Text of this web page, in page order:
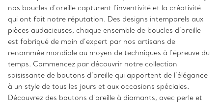
nos boucles d’oreille capturent l’inventivité et la créativité
qui ont fait notre réputation. Des designs intemporels aux
pièces audacieuses, chaque ensemble de boucles d’oreille
est fabriqué de main d’expert par nos artisans de
renommée mondiale au moyen de techniques à l’épreuve du
temps. Commencez par découvrir notre collection
saisissante de boutons d’oreille qui apportent de l’élégance
à un style de tous les jours et aux occasions spéciales.
Découvrez des boutons d’oreille à diamants, avec perle et